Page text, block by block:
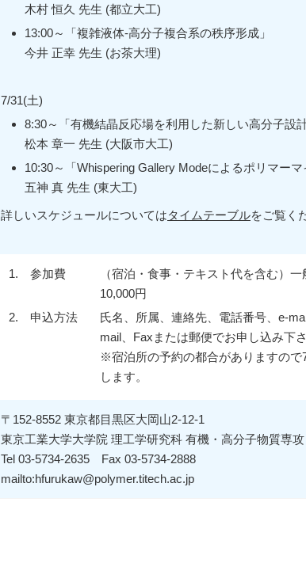
木村 恒久 先生 (都立大工)
13:00～「複雑液体‐高分子複合系の秩序形成」
今井 正幸 先生 (お茶大理)
7/31(土)
8:30～「有機結晶反応場を利用した新しい高分子設計
松本 章一 先生 (大阪市大工)
10:30～「Whispering Gallery Modeによるポリマーマ
五神 真 先生 (東大工)
詳しいスケジュールについてはタイムテーブルをご覧く
1. 参加費
（宿泊・食事・テキスト代を含む）
10,000円
2.
申込方法
氏名、所属、連絡先、電話番号、e-
mail、Faxまたは郵便でお申し込み下さ
※宿泊所の予約の都合がありますので
します。
〒152-8552 東京都目黒区大岡山2-12-1
東京工業大学大学院 理工学研究科 有機・高分子物質専
Tel 03-5734-2635 Fax 03-5734-2888
mailto:hfurukaw@polymer.titech.ac.jp